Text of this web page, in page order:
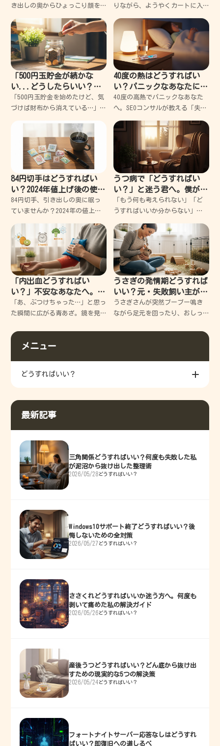
き出しの奥からひょっこり顔を
なと思う反面、正直「これ、ど
うすればいいんだ？」って一瞬
フリーズしちゃうよね。僕も
昔、ラッキーだと思って財布に
入
りながら、ようやくカートに入
情報を入力して、さあ注文確定
だと思った瞬間に表示されたあ
の「白い画面」。 パスワードを
入力してくださいと言わ
「500円玉貯金が続かな
い...どうしたらいい？」
挫折だらけの私でも10万円
貯めた3つのコツ
「500円玉貯金を始めたけど、気
づけば財布から消えている…」そ
私も、過去に何度も挫折しては
「自分には根性がないんだ」と
落ち込んできた一人です。で
も、あるとき視点を変えただけ
40度の熱はどうすればい
い？パニックなあなたに寄
り添う、失敗しない緊急対
処ガイド
40度の高熱でパニックなあなた
へ。SEOコンサルが教える「失敗
「40.0」という数字が出た瞬
間、頭が真っ白になって心臓が
バクバクしますよね。 私も過去
に一人暮らしで
84円切手はどうすればい
い？2024年値上げ後の使い
道を失敗から学ぶ解決ガイ
ド
84円切手、引き出しの奥に眠っ
ていませんか？2024年の値上げ
になりますよね。でも大丈夫、
私もかつて古い切手を使いそび
れて大失敗した経験があります
が、実は賢い使い道がたくさ
うつ病で「どうすればい
い？」と迷う君へ。僕が失
敗から学んだ心の休ませ方
「もう何も考えられない」「ど
うすればいいか分からない」
るあなたへ。今のあなたは、決
してダメな人間ではありませ
ん。ただ少し、心がガス欠を起
こしてしまっただけなんです。
僕も何度
「内出血どうすればい
い？」不安なあなたへ。す
ぐできる応急処置と早く治
すコツを徹底解説
「あ、ぶつけちゃった…」と思っ
た瞬間に広がる青あざ。鏡を見
るのか不安になりますよね。 で
も安心してください。今からお
うさぎの発情期どうすれば
いい？元・失敗飼い主が教
える、愛兎と穏やかに過ご
す3つの秘訣
うさぎさんが突然ブーブー鳴き
ながら足元を回ったり、おしっ
メニュー
どうすればいい？
最新記事
三角関係どうすればいい？何度も失敗した私
が泥沼から抜け出した整理術
2026/05/28どうすればいい？
Windows10サポート終了どうすればいい？後
悔しないための全対策
2026/05/27 どうすればいい？
ささくれどうすればいいか迷う方へ。何度も
剥いて痛めた私の解決ガイド
2026/05/26どうすればいい？
産後うつどうすればいい？どん底から抜け出
すための現実的な5つの解決策
2026/05/24どうすればいい？
フォートナイトサーバー応答なしはどうすれ
ばいい？即復旧への道しるべ